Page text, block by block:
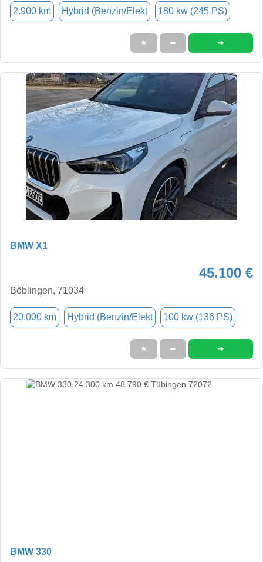
2.900 km Hybrid (Benzin/Elekt 180 kw (245 PS)
★ ➦ ➜
BMW X1
45.100 €
Böblingen, 71034
20.000 km Hybrid (Benzin/Elekt 100 kw (136 PS)
★ ➦ ➜
BMW 330